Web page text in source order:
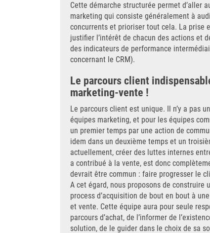
Cette démarche structurée permet d’aller
marketing qui consiste généralement à
concurrents et prioriser tout cela. La prise
justifier l’intérêt de chacun des actions et
des indicateurs de performance
concernant le CRM).
Le parcours client
marketing-vente !
Le parcours client est unique. Il n’y a pas
équipes marketing, et pour les équipes
un premier temps par une action de
idem dans un deuxième temps et un
actuellement, créer des luttes internes
a contribué à la vente, est donc
devrait être commun : faire progresser le
A cet égard, nous proposons de
process d’acquisition de bout en bout à
et vente. Cette équipe aura pour seule
parcours d’achat, de l’informer de
solution, de le guider dans le choix de sa